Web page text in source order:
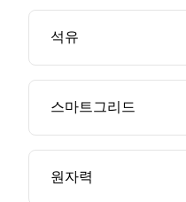
석유
스마트그리드
원자력